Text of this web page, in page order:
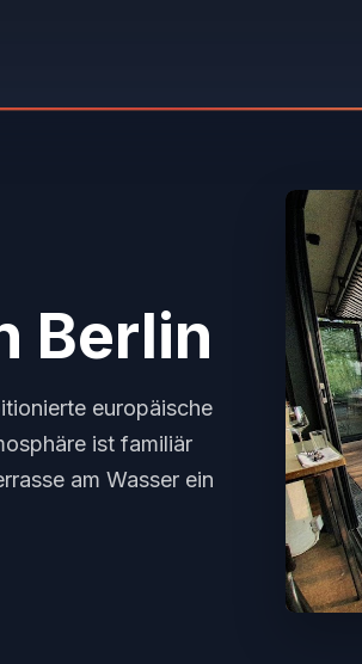
Berlin
europäische
ist familiär
am Wasser ein